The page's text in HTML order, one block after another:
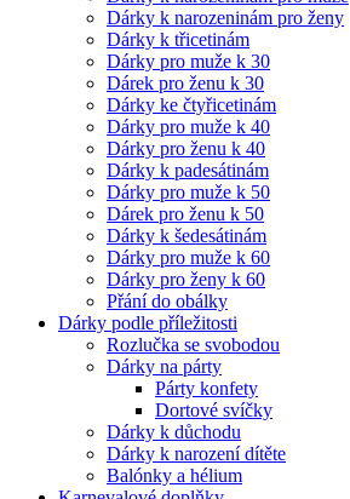
Dárky k narozeninám pro ženy
Dárky k třicetinám
Dárky pro muže k 30
Dárek pro ženu k 30
Dárky ke čtyřicetinám
Dárky pro muže k 40
Dárky pro ženu k 40
Dárky k padesátinám
Dárky pro muže k 50
Dárek pro ženu k 50
Dárky k šedesátinám
Dárky pro muže k 60
Dárky pro ženy k 60
Přání do obálky
Dárky podle příležitosti
Rozlučka se svobodou
Dárky na párty
Párty konfety
Dortové svíčky
Dárky k důchodu
Dárky k narození dítěte
Balónky a hélium